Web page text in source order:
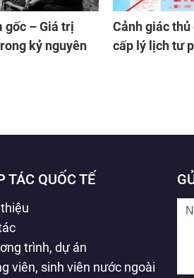
gốc – Giá trị
kỷ nguyên
Cảnh giác
cấp lý lịch tư
TÁC QUỐC TẾ
trình, dự án
viên, sinh viên nước ngoài